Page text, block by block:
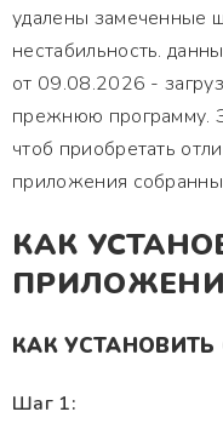
удалены замеченные
нестабильность.
от 09.08.2026 -
прежнюю программу.
чтоб приобретать
приложения
КАК
КАК
Шаг 1: